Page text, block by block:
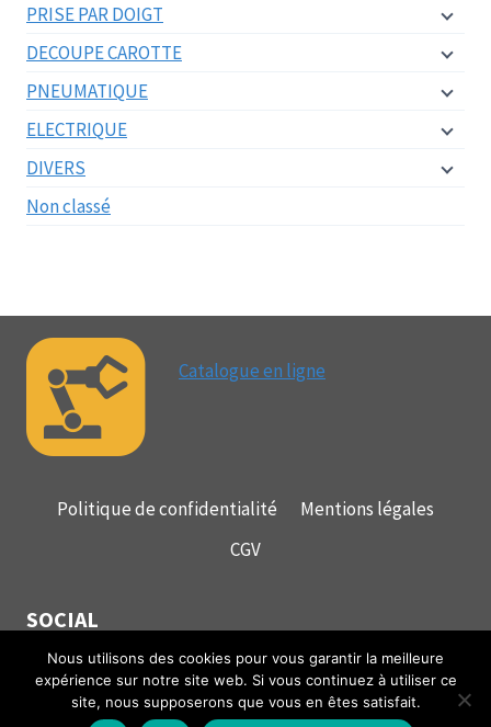
PRISE PAR DOIGT
DECOUPE CAROTTE
PNEUMATIQUE
ELECTRIQUE
DIVERS
Non classé
Catalogue en ligne
Politique de confidentialité
Mentions légales
CGV
SOCIAL
Nous utilisons des cookies pour vous garantir la meilleure
expérience sur notre site web. Si vous continuez à utiliser ce
site, nous supposerons que vous en êtes satisfait.